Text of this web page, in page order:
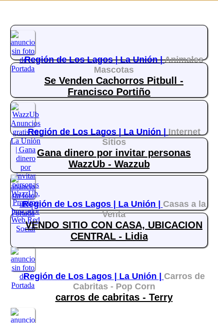
Región de Los Lagos |La Unión |Animales
Mascotas
Se Venden Cachorros Pitbull -
Francisco Portiño
Región de Los Lagos | La Unión | Internet
Sitios
Gana dinero por invitar personas
WazzUb - Wazzub
Región de Los Lagos | La Unión | Casas a la
Venta
VENDO SITIO CON CASA, UBICACION
CENTRAL - Lidia
Región de Los Lagos | La Unión | Carros de
Cabritas - Pop Corn
carros de cabritas - Terry